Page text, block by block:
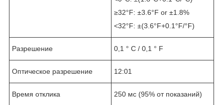
≥32°F: ±3.6°F or ±1.8%
<32°F: ±(3.6°F+0.1°F/°F)
Разрешение 0,1 ° С / 0,1 ° F
Оптическое разрешение 12:01
Время отклика 250 мс (95% от показаний)